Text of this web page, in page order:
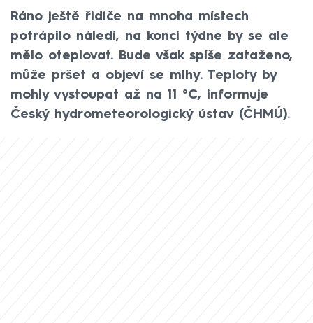
Ráno ještě řidiče na mnoha místech
potrápilo náledí, na konci týdne by se ale
mělo oteplovat. Bude však spíše zataženo,
může pršet a objeví se mlhy. Teploty by
mohly vystoupat až na 11 °C, informuje
Český hydrometeorologický ústav (ČHMÚ).